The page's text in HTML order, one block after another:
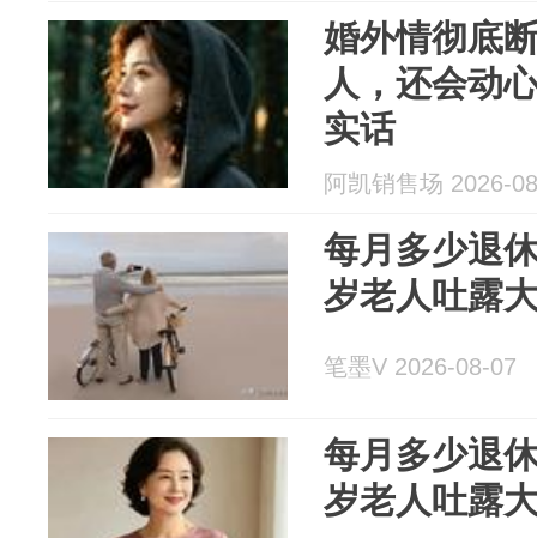
婚外情彻底
人，还会动
实话
阿凯销售场 2026-
每月多少退
岁老人吐露
笔墨V 2026-08-07
每月多少退
岁老人吐露